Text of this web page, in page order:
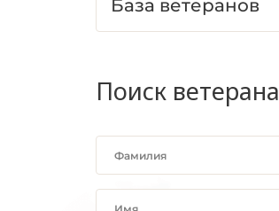
База ветеранов
Поиск ветерана